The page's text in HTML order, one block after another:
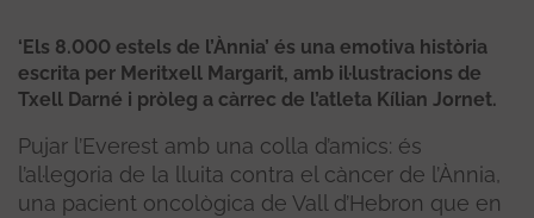
‘Els 8.000 estels de l’Ànnia’ és una emotiva història
escrita per Meritxell Margarit, amb il·lustracions de
Txell Darné i pròleg a càrrec de l’atleta Kílian Jornet.
Pujar l’Everest amb una colla d’amics: és
l’al·legoria de la lluita contra el càncer de l’Ànnia,
una pacient oncològica de Vall d’Hebron que en